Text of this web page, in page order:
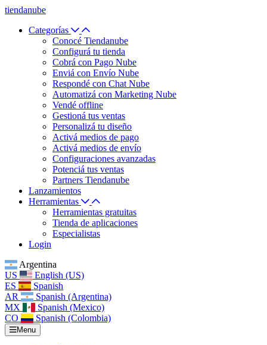
tiendanube
Categorías
Conocé Tiendanube
Configurá tu tienda
Cobrá con Pago Nube
Enviá con Envío Nube
Respondé con Chat Nube
Automatizá con Marketing Nube
Vendé offline
Gestioná tus ventas
Personalizá tu diseño
Activá medios de pago
Activá medios de envío
Configuraciones avanzadas
Potenciá tus ventas
Partners Tiendanube
Lanzamientos
Herramientas
Herramientas gratuitas
Tienda de aplicaciones
Especialistas
Login
Argentina
US
English (US)
ES
Spanish
AR
Spanish (Argentina)
MX
Spanish (Mexico)
CO
Spanish (Colombia)
Menu